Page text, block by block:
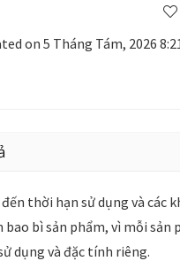
on 5 Tháng Tám, 2026
đến thời hạn sử dụng và các
bì sản phẩm, vì mỗi sản
dụng và đặc tính riêng.